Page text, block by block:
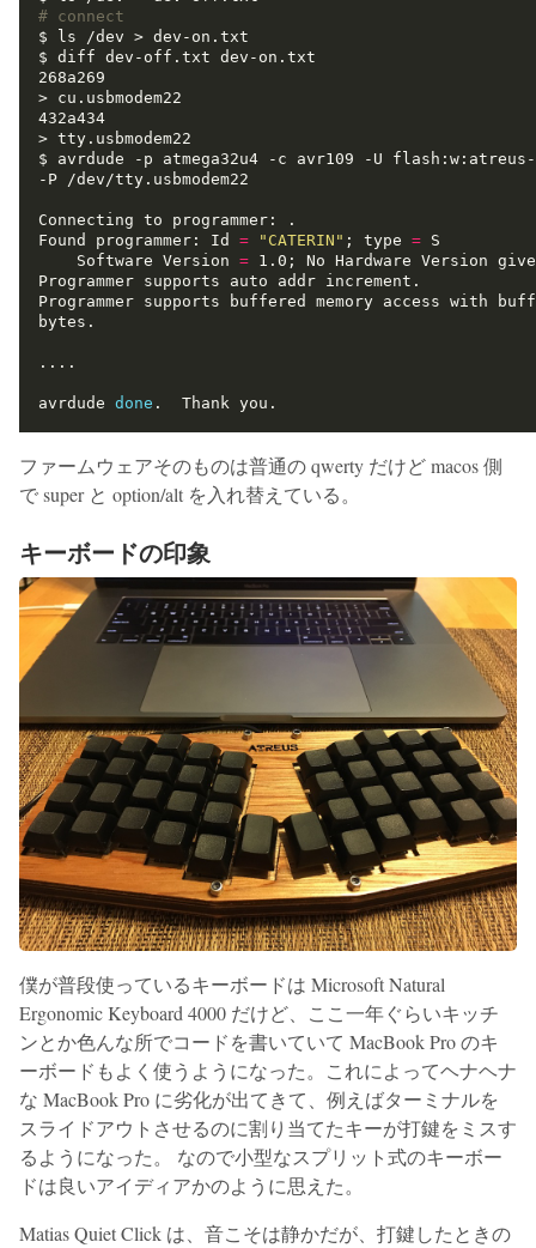
# connect
$ avrdude -p atmega32u4 -c avr109 -U
Found programmer: Id = "CATERIN" ; type =
    Software Version
=
Programmer supports buffered memory access with
avrdude done
ファームウェアそのものは普通の qwerty だけど macos 側
で super と option/alt を入れ替えている。
キーボードの印象
僕が普段使っているキーボードは Microsoft Natural
Ergonomic Keyboard 4000 だけど、ここ一年ぐらいキッチ
ンとか色んな所でコードを書いていて MacBook Pro のキ
ーボードもよく使うようになった。これによってヘナヘナ
な MacBook Pro に劣化が出てきて、例えばターミナルを
スライドアウトさせるのに割り当てたキーが打鍵をミスす
るようになった。 なので小型なスプリット式のキーボー
ドは良いアイディアかのように思えた。
Matias Quiet Click は、音こそは静かだが、打鍵したときの